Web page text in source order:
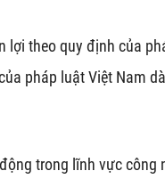
lợi theo quy định của
pháp luật Việt Nam
trong lĩnh vực công